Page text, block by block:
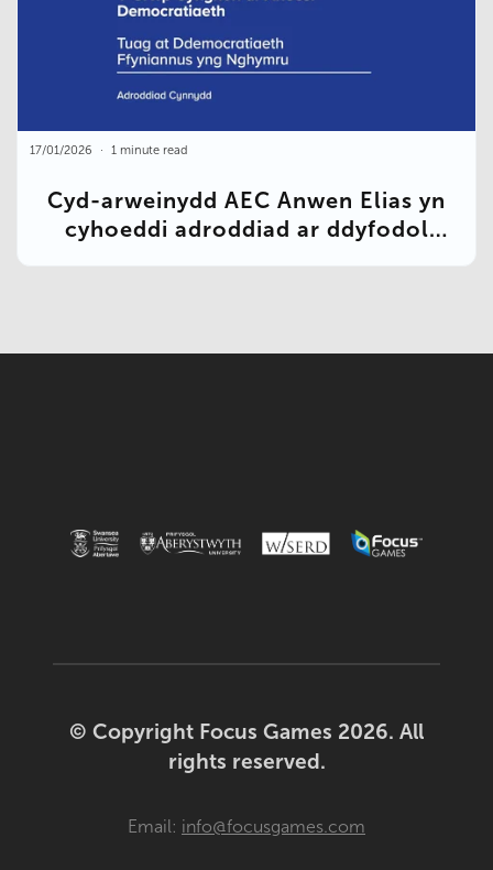
Cyd-arweinydd AEC Anwen Elias yn
cyhoeddi adroddiad ar ddyfodol
17/01/2026 1 minute read
© Copyright Focus Games 2026. All
rights reserved.
Email: info@focusgames.com